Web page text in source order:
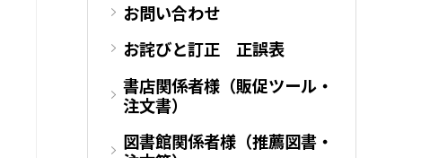
お問い合わせ
お詫びと訂正 正誤表
書店関係者様（販促ツール・
注文書）
図書館関係者様（推薦図書・